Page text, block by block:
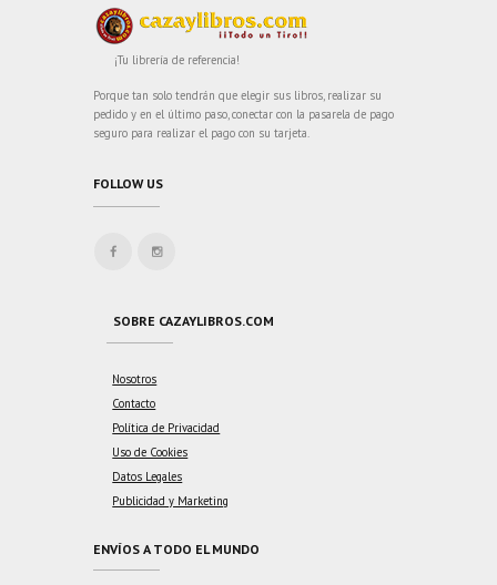
¡Tu librería de referencia!
Porque tan solo tendrán que elegir sus libros, realizar su
pedido y en el último paso, conectar con la pasarela de pago
seguro para realizar el pago con su tarjeta.
FOLLOW US
SOBRE CAZAYLIBROS.COM
Nosotros
Contacto
Política de Privacidad
Uso de Cookies
Datos Legales
Publicidad y Marketing
ENVÍOS A TODO EL MUNDO